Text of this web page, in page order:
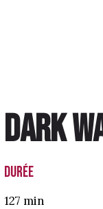
Dark
Durée
127 min